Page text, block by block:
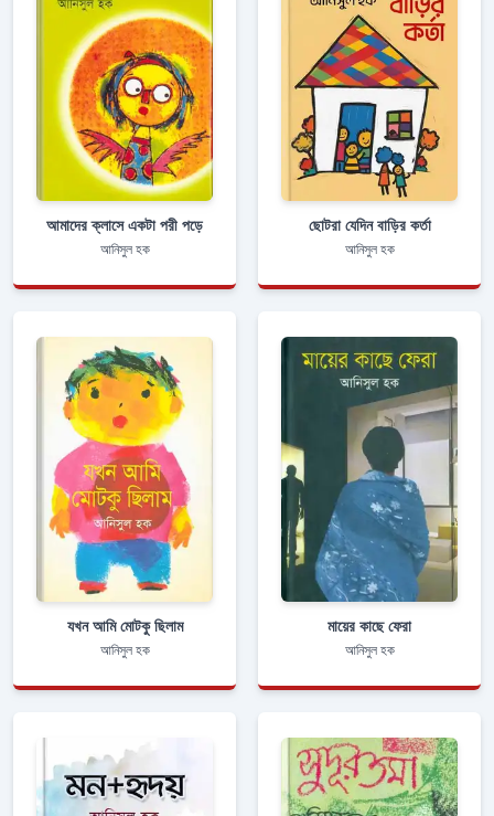
আমাদের ক্লাসে একটা পরী পড়ে
আনিসুল হক
ছোটরা যেদিন বাড়ির কর্তা
আনিসুল হক
যখন আমি মোটকু ছিলাম
আনিসুল হক
মায়ের কাছে ফেরা
আনিসুল হক